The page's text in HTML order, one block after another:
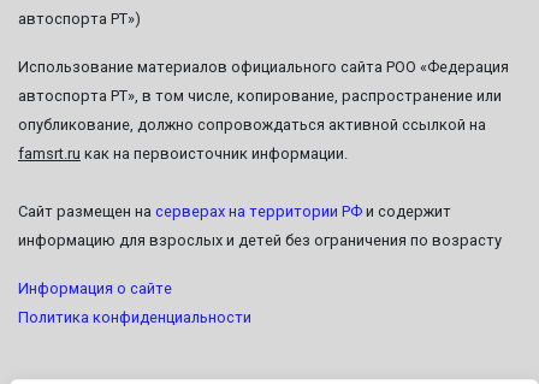
автоспорта РТ»)
Использование материалов официального сайта РОО «Федерация
автоспорта РТ», в том числе, копирование, распространение или
опубликование, должно сопровождаться активной ссылкой на
famsrt.ru как на первоисточник информации.
Сайт размещен на серверах на территории РФ и содержит
информацию для взрослых и детей без ограничения по возрасту
Информация о сайте
Политика конфиденциальности